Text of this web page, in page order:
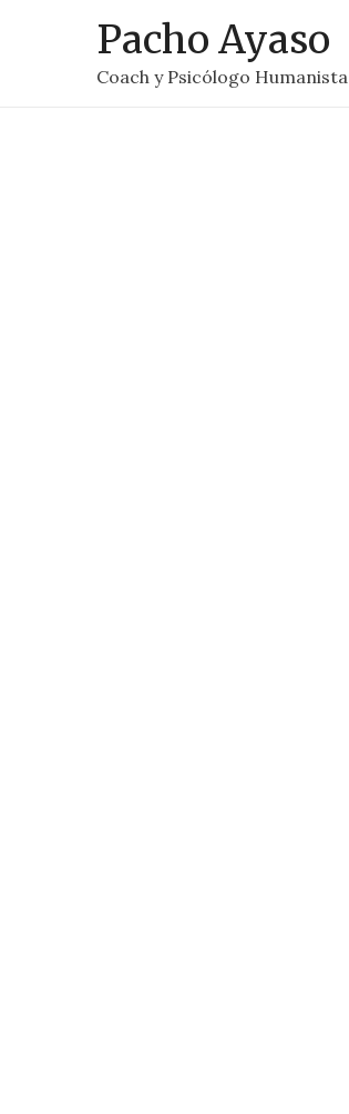
Pacho Ayaso
Coach y Psicólogo Humanista